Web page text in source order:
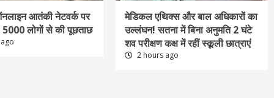
आतंकी नेटवर्क पर
लोगों से की पूछताछ
मेडिकल एथिक्स और बाल अधिकारों का
उल्लंघन! सतना में बिना अनुमति 2 घंटे
शव परीक्षण कक्ष में रहीं स्कूली छात्राएं
2 hours ago